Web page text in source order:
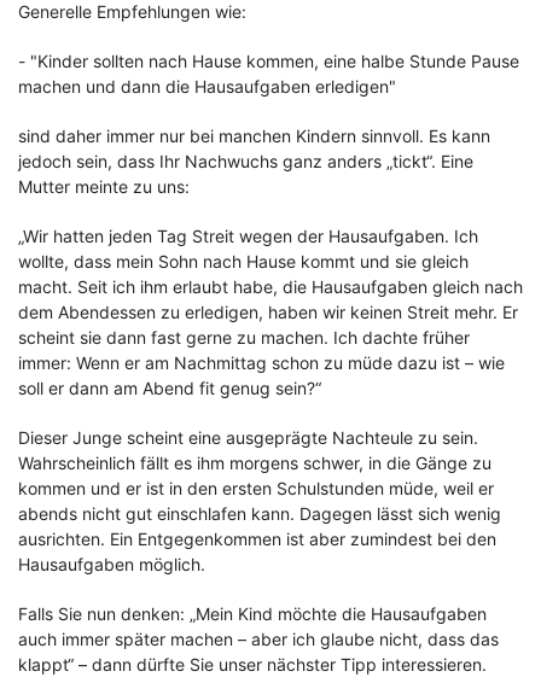
Generelle Empfehlungen wie:
- "Kinder sollten nach Hause kommen, eine halbe Stunde Pause
machen und dann die Hausaufgaben erledigen"
sind daher immer nur bei manchen Kindern sinnvoll. Es kann
jedoch sein, dass Ihr Nachwuchs ganz anders „tickt“. Eine
Mutter meinte zu uns:
„Wir hatten jeden Tag Streit wegen der Hausaufgaben. Ich
wollte, dass mein Sohn nach Hause kommt und sie gleich
macht. Seit ich ihm erlaubt habe, die Hausaufgaben gleich nach
dem Abendessen zu erledigen, haben wir keinen Streit mehr. Er
scheint sie dann fast gerne zu machen. Ich dachte früher
immer: Wenn er am Nachmittag schon zu müde dazu ist – wie
soll er dann am Abend fit genug sein?“
Dieser Junge scheint eine ausgeprägte Nachteule zu sein.
Wahrscheinlich fällt es ihm morgens schwer, in die Gänge zu
kommen und er ist in den ersten Schulstunden müde, weil er
abends nicht gut einschlafen kann. Dagegen lässt sich wenig
ausrichten. Ein Entgegenkommen ist aber zumindest bei den
Hausaufgaben möglich.
Falls Sie nun denken: „Mein Kind möchte die Hausaufgaben
auch immer später machen – aber ich glaube nicht, dass das
klappt“ – dann dürfte Sie unser nächster Tipp interessieren.